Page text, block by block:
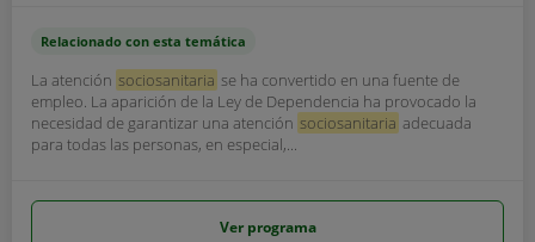
Relacionado con esta temática
La atención sociosanitaria se ha convertido en una fuente de
empleo. La aparición de la Ley de Dependencia ha provocado la
necesidad de garantizar una atención sociosanitaria adecuada
para todas las personas, en especial,...
Ver programa